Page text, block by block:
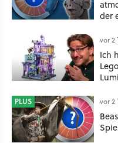
der
vor 2
Ich
PLUS vor 2